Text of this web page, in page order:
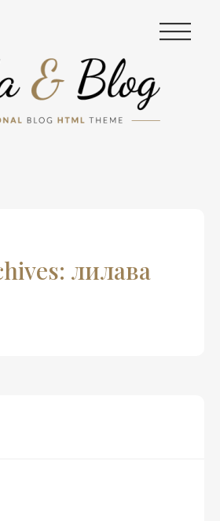
|||
лилава